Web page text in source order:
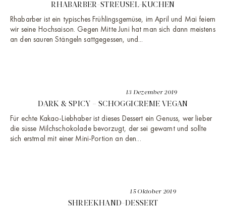
RHABARBER-STREUSEL-KUCHEN
Rhabarber ist ein typisches Frühlingsgemüse, im April und Mai feiern
wir seine Hochsaison. Gegen Mitte Juni hat man sich dann meistens
an den sauren Stängeln sattgegessen, und...
13 Dezember 2019
DARK & SPICY – SCHOGGICREME VEGAN
Für echte Kakao-Liebhaber ist dieses Dessert ein Genuss, wer lieber
die süsse Milchschokolade bevorzugt, der sei gewarnt und sollte
sich erstmal mit einer Mini-Portion an den...
15 Oktober 2019
SHREEKHAND-DESSERT